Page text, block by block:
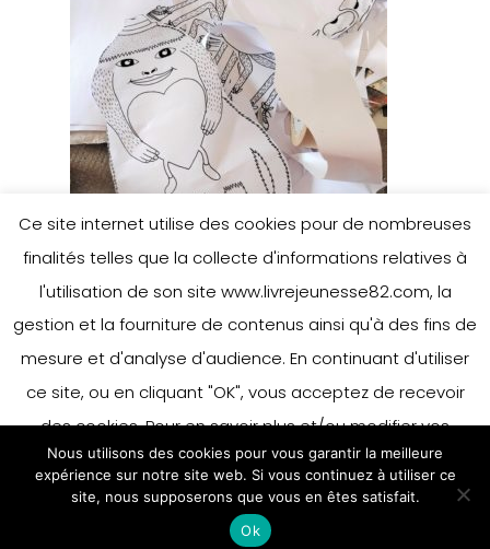
Ce site internet utilise des cookies pour de nombreuses
finalités telles que la collecte d'informations relatives à
l'utilisation de son site www.livrejeunesse82.com, la
gestion et la fourniture de contenus ainsi qu'à des fins de
mesure et d'analyse d'audience. En continuant d'utiliser
ce site, ou en cliquant "OK", vous acceptez de recevoir
des cookies. Pour en savoir plus et/ou modifier vos
préférences en matière de cookies, merci de vous référer
à notre politique sur les cookies.
Accepter
En savoir plus
Nous utilisons des cookies pour vous garantir la meilleure
expérience sur notre site web. Si vous continuez à utiliser ce
site, nous supposerons que vous en êtes satisfait.
Ok